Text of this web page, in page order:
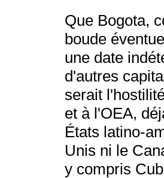
Que Bogota,
boude
une date
d'autres
serait
et à l'OEA,
États latino-
Unis ni le
y compris